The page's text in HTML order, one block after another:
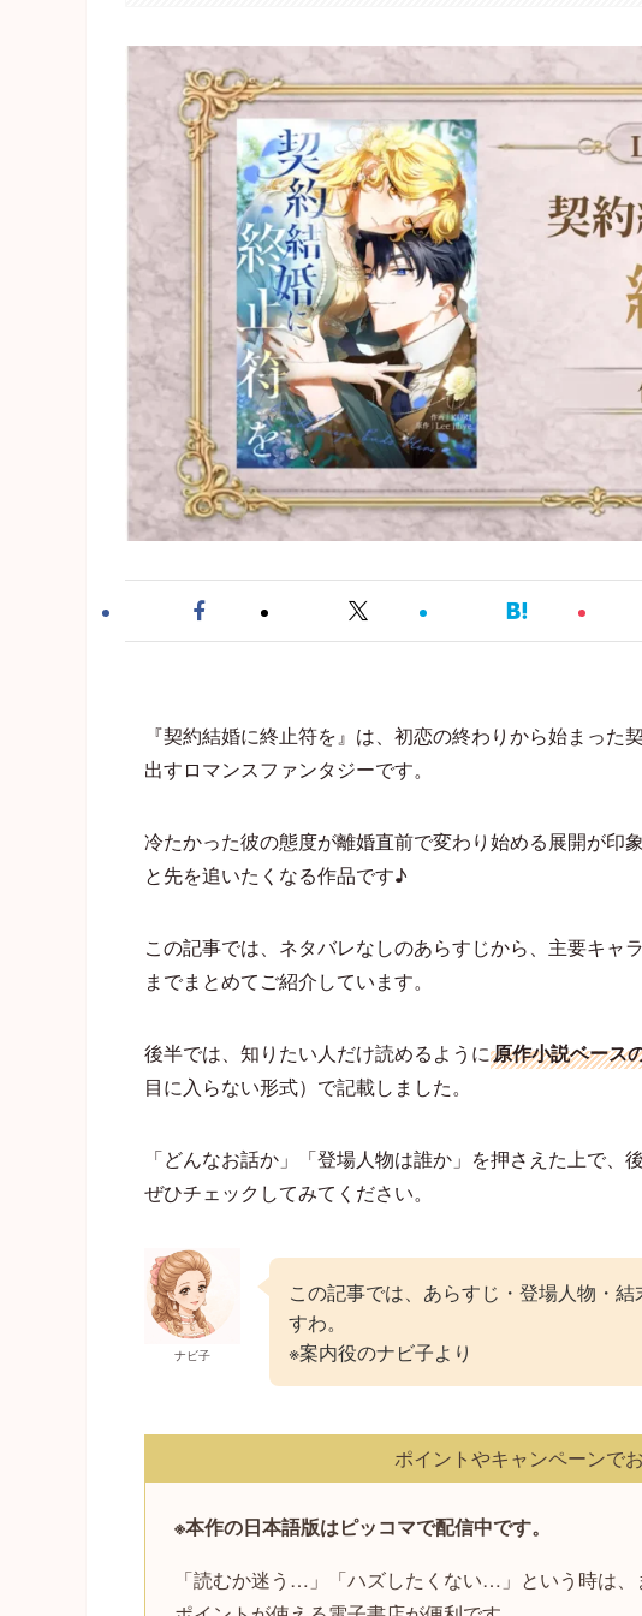
『契約結婚に終止符を』は、初恋の終わりから始まっ
出すロマンスファンタジーです。
冷たかった彼の態度が離婚直前で変わり始める展開が印
と先を追いたくなる作品です♪
この記事では、ネタバレなしのあらすじから、主要キャ
までまとめてご紹介しています。
後半では、知りたい人だけ読めるように原作小説ベース
目に入らない形式）で記載しました。
「どんなお話か」「登場人物は誰か」を押さえた上で
ぜひチェックしてみてください。
ナビ子
この記事では、あらすじ・登場人物・
すわ。
※案内役のナビ子より
ポイントやキャンペーンで
※本作の日本語版はピッコマで配信中です。
「読むか迷う…」「ハズしたくない…」という時は、